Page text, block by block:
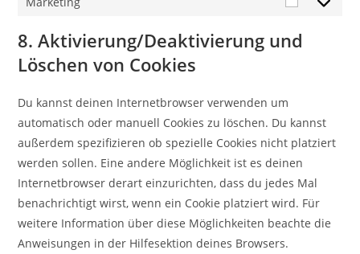
Marketing
8. Aktivierung/Deaktivierung und
Löschen von Cookies
Du kannst deinen Internetbrowser verwenden um
automatisch oder manuell Cookies zu löschen. Du kannst
außerdem spezifizieren ob spezielle Cookies nicht platziert
werden sollen. Eine andere Möglichkeit ist es deinen
Internetbrowser derart einzurichten, dass du jedes Mal
benachrichtigt wirst, wenn ein Cookie platziert wird. Für
weitere Information über diese Möglichkeiten beachte die
Anweisungen in der Hilfesektion deines Browsers.